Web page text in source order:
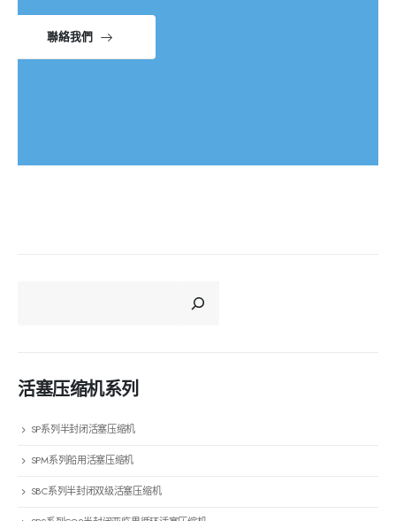
聯絡我們
活塞压缩机系列
SP系列半封闭活塞压缩机
SPM系列船用活塞压缩机
SBC系列半封闭双级活塞压缩机